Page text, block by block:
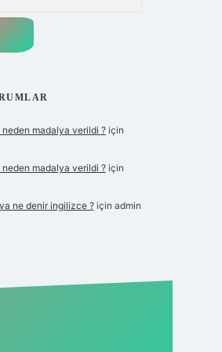
neden madalya verildi ?için
neden madalya verildi ?için
ne denir ingilizce ?için admin